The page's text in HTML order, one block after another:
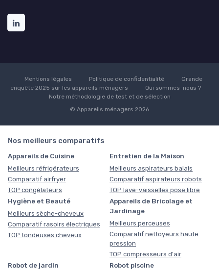
Mentions légales Politique de confidentialité
Grande
enquête 2025 sur les appareils ménagers
Qui sommes-nous ?
Notre méthodologie de test et de sélection
© Appareils ménagers 2026
Nos meilleurs comparatifs
Appareils de Cuisine
Meilleurs réfrigérateurs
Comparatif airfryer
TOP congélateurs
Entretien de la Maison
Meilleurs aspirateurs balais
Comparatif aspirateurs robots
TOP lave-vaisselles pose libre
Hygiène et Beauté
Meilleurs sèche-cheveux
Comparatif rasoirs électriques
TOP tondeuses cheveux
Appareils de Bricolage et
Jardinage
Meilleurs perceuses
Comparatif nettoyeurs haute
pression
TOP compresseurs d'air
Robot de jardin Robot piscine